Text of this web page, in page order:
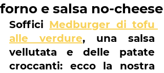
forno e salsa no-cheese
Soffici Medburger di tofu
alle verdure, una salsa
vellutata e delle patate
croccanti: ecco la nostra